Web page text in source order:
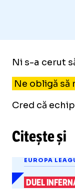
Ni s-a cerut
Ne obligă să
Cred că
Citește și
EUROPA
DUEL
Foto1/6: